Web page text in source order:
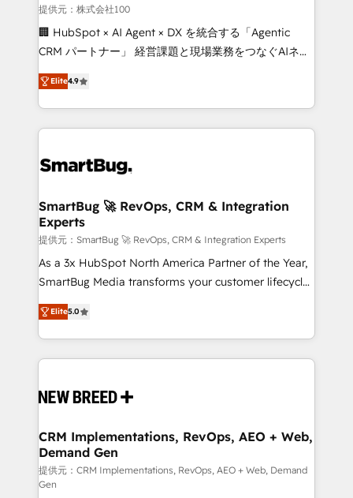
weeks, with workflows built around your business,
not a template. ➤ Migration: Move from any legacy
CRM. Zero downtime, full data integrity. ➤
revenue process. Sales, marketing, and service wired
together. ➤ AI and Integrations: Layer Breeze AI,
rollouts, adoption coaching. Buying HubSpot,
switching to it, or reviving a stale portal? We are
built for the work.
提供元：株式会社100
🏢 HubSpot × AI Agent × DX を統合する「Agentic
CRM パートナー」 経営課題と現場業務をつなぐAIネイ
ティブ・エージェンシーとして、HubSpot Eliteの実装
力で顧客フロント業務を再設計します。 💡 100inc は何
をする会社か？ HubSpotを共通基盤に、AIエージェン
トを組み込んだ顧客フロント業務（マーケティング・営
ィブ・エージェンシーです。事業部・グループ会社・部
を、CRMを軸とした全社共通基盤に再構築します。意
思決定者・PMO・現場担当者に並走します。 1️⃣
HubSpot導入・活用支援 顧客データの一元化から、
GTMの見える化・自動化まで。全Hub統合運用、デー
タ品質設計、グループ横断のCRM統合に対応します。
の一部をAIが自律実行する組織への移行を設計・実装。
Breeze・Claude等をHubSpotと連携させ、役割定義・
革を、構想から実装・定着までPMOとして主導。「設
の統合・浸透・変革管理を実行します。 ▸ CMS戦略設
計・構築：リード獲得・CVR・SEOを前提にした情報設
計・導線設計・テンプレート設計をContent Hubで一体
提供。 ▸ 既存CRM・MAからの移行支援：Salesforce・
Elite4.9
SmartBug 🚀 RevOps, CRM & Integration
Experts
提供元：SmartBug 🚀 RevOps, CRM & Integration Experts
As a 3x HubSpot North America Partner of the Year,
SmartBug Media transforms your customer lifecycle
into a revenue engine. Our unified ecosystem
includes specialized divisions Globalia (AI &
Software) and Point Success Media (Paid Media),
making this the official home for all three brands. 🔄
and system integrations powered by Globalia’s
trainers to drive platform adoption. 📈 Revenue
Generation - Full-funnel marketing and high-
performance advertising via Point Success Media. -
Expert deployment of Breeze AI and custom agents
Elite5.0
CRM Implementations, RevOps, AEO + Web,
Demand Gen
提供元：CRM Implementations, RevOps, AEO + Web, Demand
Gen